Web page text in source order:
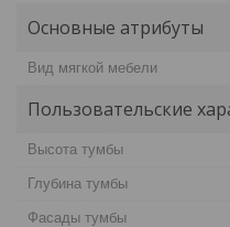
Основные атрибуты
Вид мягкой мебели
Пользовательские
Высота тумбы
Глубина тумбы
Фасады тумбы